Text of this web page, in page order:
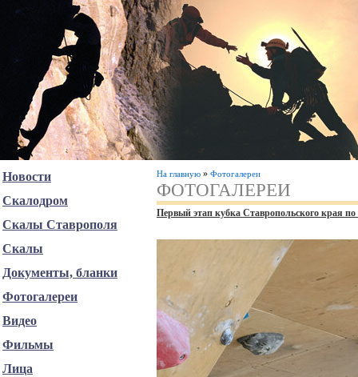
На главную » Фотогалереи
ФОТОГАЛЕРЕИ
Первый этап кубка Ставропольского края
Новости
Скалодром
Скалы Ставрополя
Скалы
Документы, бланки
Фотогалереи
Видео
Фильмы
Лица